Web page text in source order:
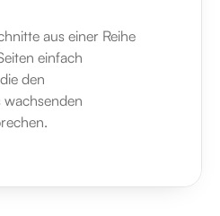
aus einer Reihe
einfach
den